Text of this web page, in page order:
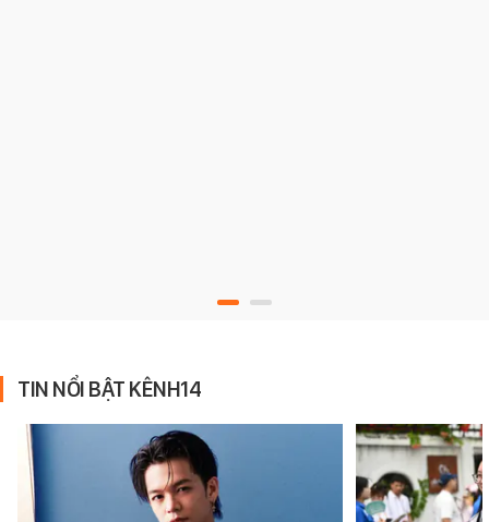
TIN NỔI BẬT KÊNH14